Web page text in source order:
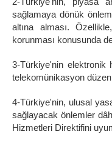
sağlamaya dönük
altına alması.
korunması konusunda
3-Türkiye'nin elektronik
telekomünikasyon
4-Türkiye'nin, ulusal
sağlayacak önlemler
Hizmetleri Direktifini